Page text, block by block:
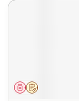
Op voorschrift
Geneesmiddel